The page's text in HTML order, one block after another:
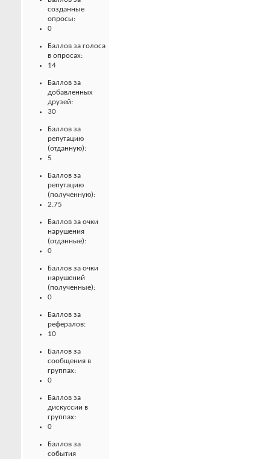
созданные
опросы:
0
Баллов за голоса
в опросах:
14
Баллов за
добавленных
друзей:
30
Баллов за
репутацию
(отданную):
5
Баллов за
репутацию
(полученную):
2.75
Баллов за очки
нарушения
(отданные):
0
Баллов за очки
нарушений
(полученные):
0
Баллов за
рефералов:
10
Баллов за
сообщения в
группах:
0
Баллов за
дискуссии в
группах:
0
Баллов за
события